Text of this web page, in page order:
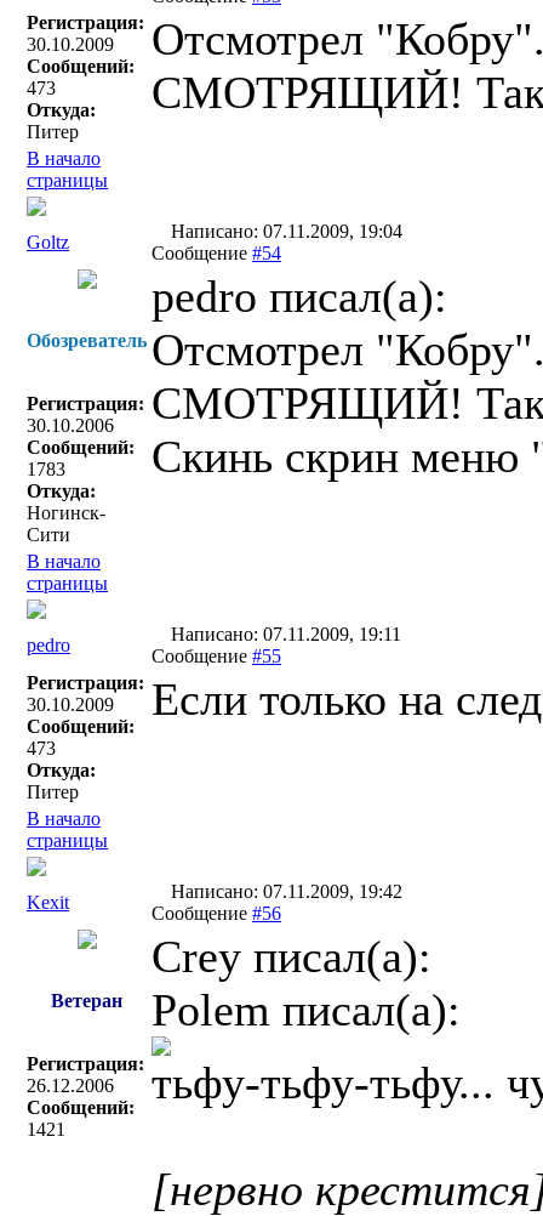
Регистрация:
30.10.2009
Сообщений:
473
Откуда:
Питер
Отсмотрел
СМОТРЯЩИЙ! Так
В начало
страницы
Goltz
Написано: 07.11.2009, 19:04
Сообщение #54
Обозреватель
Регистрация:
30.10.2006
Сообщений:
1783
Откуда:
Ногинск-
Сити
pedro писал(a):
Отсмотрел
СМОТРЯЩИЙ! Так
Скинь скрин меню
В начало
страницы
pedro
Написано: 07.11.2009, 19:11
Сообщение #55
Регистрация:
30.10.2009
Сообщений:
473
Откуда:
Питер
Если только на
В начало
страницы
Kexit
Написано: 07.11.2009, 19:42
Сообщение #56
Ветеран
Регистрация:
26.12.2006
Сообщений:
1421
Crey писал(a):
Polem писал(a):
тьфу-тьфу-тьфу...
[нервно